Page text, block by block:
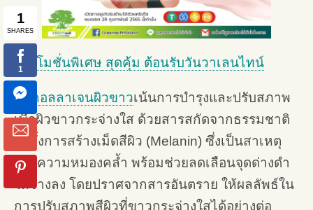
โปรโมชั่นพิเศษ สุดคุ้ม ต้อนรับวันวาเลนไทน์
สบู่คอลลาเจนผิวขาวเน้นการบำรุงและปรับสภาพ
เพื่อผิวขาวกระจ่างใส ด้วยสารสกัดจากธรรมชาติ
ยับยั้งการสร้างเม็ดสีผิว (Melanin) ซึ่งเป็นสาเหตุ
ของความหมองคล้ำ พร้อมช่วยลดเลือนจุดด่างดำ
ให้จางลง โดยปราศจากสารอันตราย ให้ผลลัพธ์ใน
การปรับสภาพสีผิวที่ขาวกระจ่างใสได้อย่างต่อ